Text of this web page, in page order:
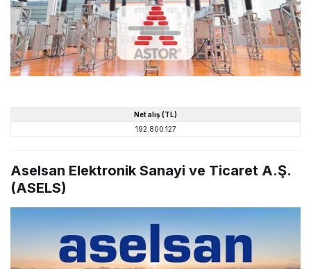
Net alış (TL)
192.800.127
Aselsan Elektronik Sanayi ve Ticaret A.Ş.
(ASELS)